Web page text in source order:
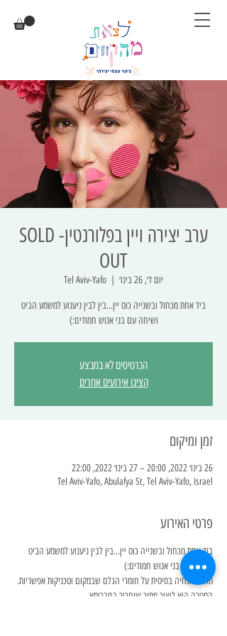
ערב יצירה ויין בפלורנטין- SOLD
OUT
יום ד׳, 26 בינו׳
  |
Tel Aviv-Yafo
ביד אחת מכחול ובשנייה כוס יין...בין לבין ניענוע למשמע הביט
ושיחה עם בני אנוש חמודים:)
הכרטיסים לא במבצע
הציגו אירועים אחרים
זמן ומיקום
26 בינו׳ 2022, 20:00 – 27 בינו׳ 2022, 22:00
Tel Aviv-Yafo, Abulafya St, Tel Aviv-Yafo, Israel
פרטי האירוע
ביד אחת מכחול ובשנייה כוס יין...בין לבין ניענוע למשמע הביט
ושיחה עם בני אנוש חמודים:)
תהיה הנחיה בסיסית על חומרי הגלם שבמקום וטכניקות אפשריות.
המטרה היא ליצור מתוך שיחרור בחברותא